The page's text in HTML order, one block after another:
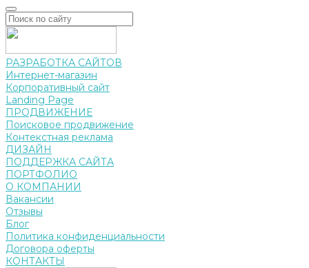
РАЗРАБОТКА САЙТОВ
Интернет-магазин
Корпоративный сайт
Landing Page
ПРОДВИЖЕНИЕ
Поисковое продвижение
Контекстная реклама
ДИЗАЙН
ПОДДЕРЖКА САЙТА
ПОРТФОЛИО
О КОМПАНИИ
Вакансии
Отзывы
Блог
Политика конфиденциальности
Договора оферты
КОНТАКТЫ